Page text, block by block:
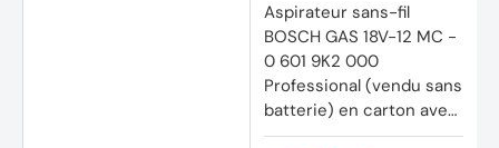
Aspirateur sans-fil
BOSCH GAS 18V-12 MC -
0 601 9K2 000
Professional (vendu sans
batterie) en carton avec
accessoires